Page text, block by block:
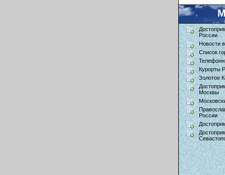
России
Новости
Список
Курорты
Золотое
Москвы
России